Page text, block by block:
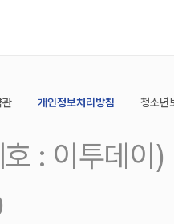
관 개인정보처리방침 청소년
: 이투데